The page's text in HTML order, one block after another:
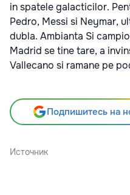
in spatele galacticilor.
Pedro, Messi si Neymar,
dubla. Ambianta Si
Madrid se tine tare, a
Vallecano si ramane pe
Подпишитесь на
Источник